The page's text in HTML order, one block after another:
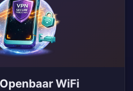
WiFi